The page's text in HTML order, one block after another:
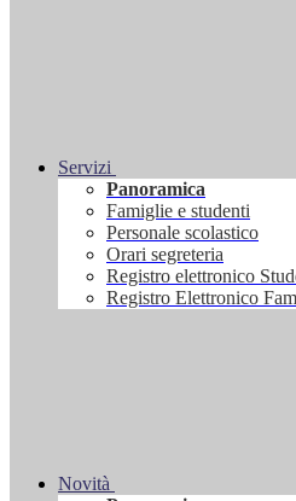
Servizi
Panoramica
Famiglie e studenti
Personale scolastico
Orari segreteria
Registro elettronico
Registro Elettronico
Novità